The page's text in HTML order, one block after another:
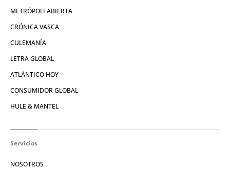
METRÓPOLI ABIERTA
CRÓNICA VASCA
CULEMANÍA
LETRA GLOBAL
ATLÁNTICO HOY
CONSUMIDOR GLOBAL
HULE & MANTEL
Servicios
NOSOTROS